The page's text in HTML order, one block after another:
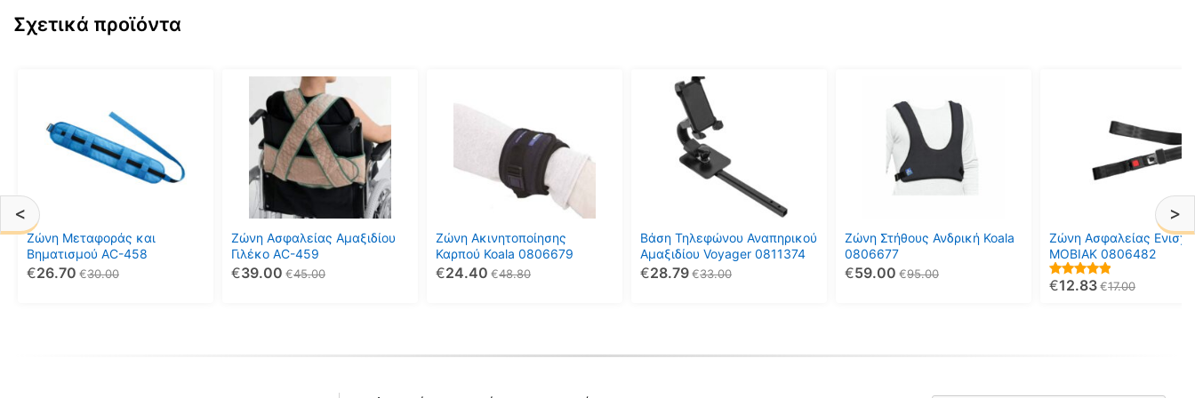
< >
Σχετικά προϊόντα
Ζώνη Μεταφοράς και
Βηματισμού AC-458
30.00
€
26.70
€
Ζώνη Ασφαλείας Αμαξιδίου
Γιλέκο AC-459
45.00
€
39.00
€
Ζώνη Ακινητοποίησης
Καρπού Koala 0806679
48.80
€
24.40
€
Βάση Τηλεφώνου Αναπηρικού
Αμαξιδίου Voyager 0811374
33.00
€
28.79
€
Ζώνη Στήθους Ανδρική Koala
0806677
95.00
€
59.00
€
Ζώνη Ασφαλείας
ΜΟΒΙΑΚ 0806482
5.00
17.00
€
12.83
€